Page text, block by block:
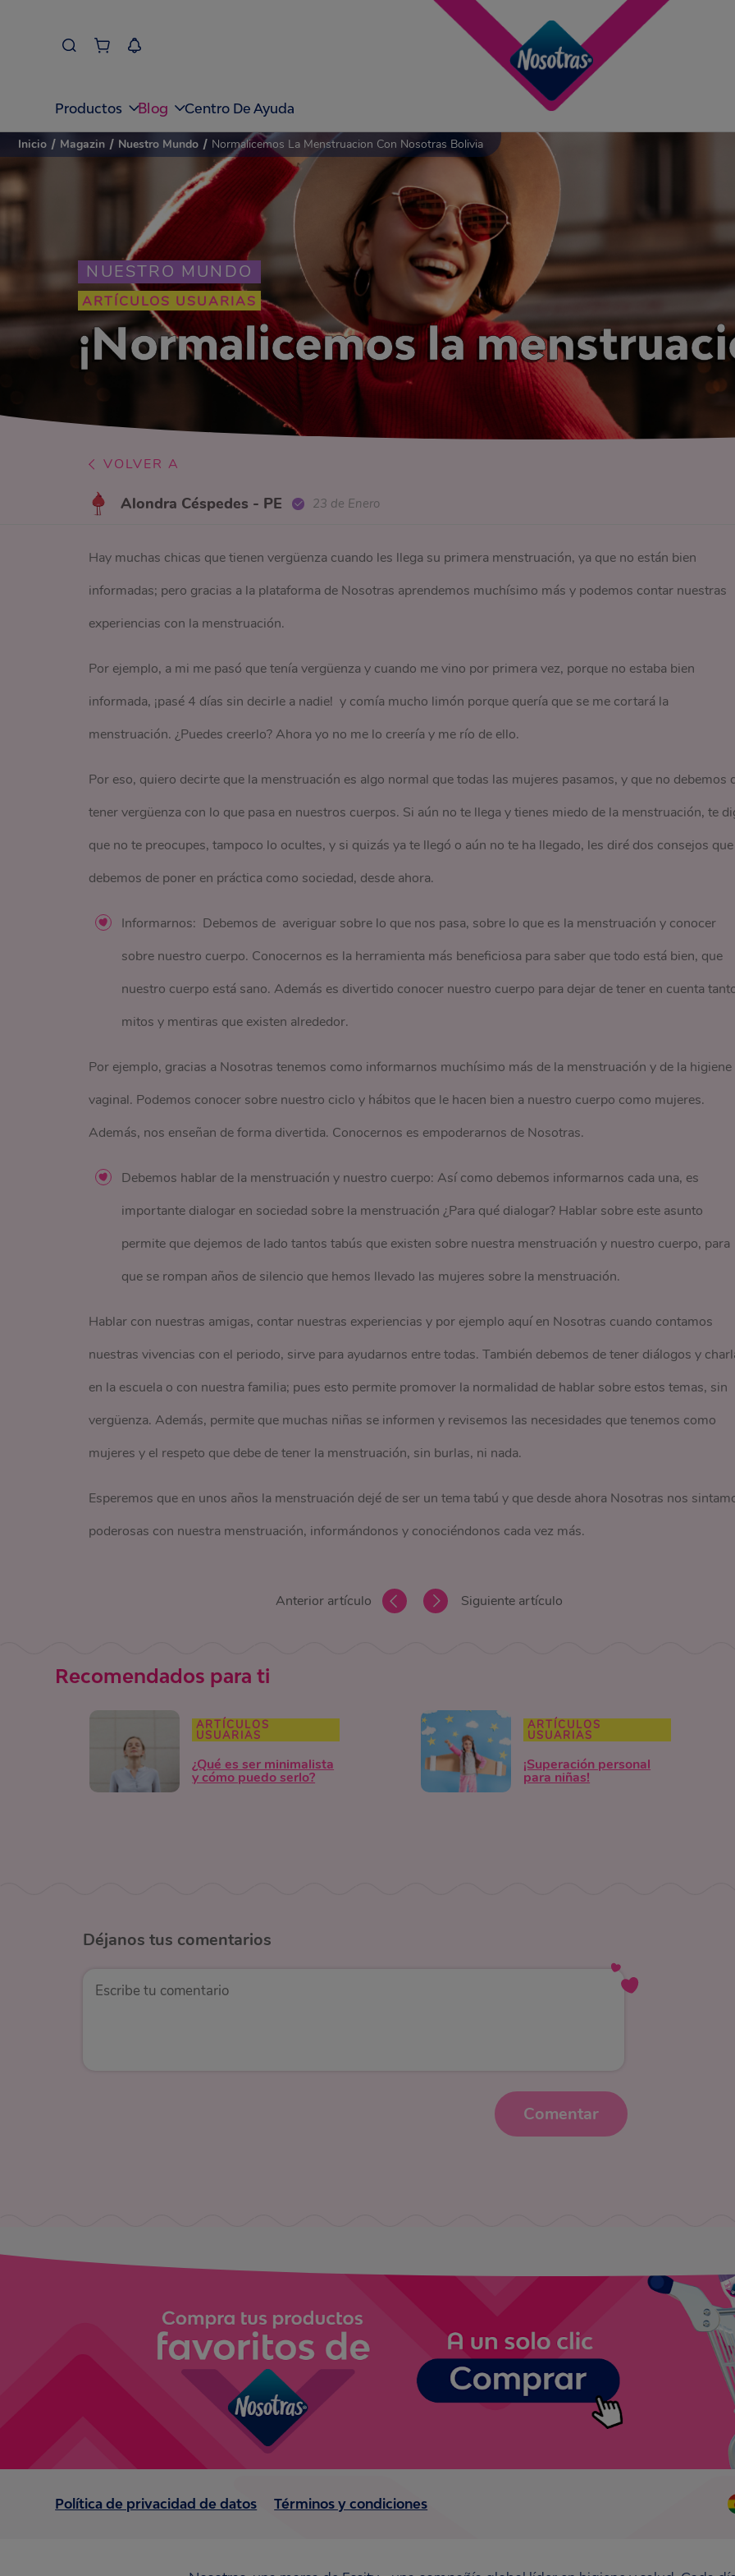
Productos Blog Centro De Ayuda
NUESTRO MUNDO
ARTÍCULOS USUARIAS
¡Normalicemos la
Inicio / Magazin / Nuestro Mundo / Normalicemos La Menstruacion Con Nosotras Bolivia
VOLVER A
Alondra Céspedes - PE 23 de Enero
Hay muchas chicas que tienen vergüenza cuando les llega su primera menstruación, ya que no están bien
informadas; pero gracias a la plataforma de Nosotras aprendemos muchísimo más y podemos contar nuestras
experiencias con la menstruación.
Por ejemplo, a mi me pasó que tenía vergüenza y cuando me vino por primera vez, porque no estaba bien
informada, ¡pasé 4 días sin decirle a nadie! y comía mucho limón porque quería que se me cortará la
menstruación. ¿Puedes creerlo? Ahora yo no me lo creería y me río de ello.
Por eso, quiero decirte que la menstruación es algo normal que todas las mujeres pasamos, y que no debemos
tener vergüenza con lo que pasa en nuestros cuerpos. Si aún no te llega y tienes miedo de la menstruación, te
que no te preocupes, tampoco lo ocultes, y si quizás ya te llegó o aún no te ha llegado, les diré dos consejos que
debemos de poner en práctica como sociedad, desde ahora.
Informarnos: Debemos de averiguar sobre lo que nos pasa, sobre lo que es la menstruación y conocer
sobre nuestro cuerpo. Conocernos es la herramienta más beneficiosa para saber que todo está bien, que
nuestro cuerpo está sano. Además es divertido conocer nuestro cuerpo para dejar de tener en cuenta
mitos y mentiras que existen alrededor.
Por ejemplo, gracias a Nosotras tenemos como informarnos muchísimo más de la menstruación y de la higiene
vaginal. Podemos conocer sobre nuestro ciclo y hábitos que le hacen bien a nuestro cuerpo como mujeres.
Además, nos enseñan de forma divertida. Conocernos es empoderarnos de Nosotras.
Debemos hablar de la menstruación y nuestro cuerpo: Así como debemos informarnos cada una, es
importante dialogar en sociedad sobre la menstruación ¿Para qué dialogar? Hablar sobre este asunto
permite que dejemos de lado tantos tabús que existen sobre nuestra menstruación y nuestro cuerpo, para
que se rompan años de silencio que hemos llevado las mujeres sobre la menstruación.
Hablar con nuestras amigas, contar nuestras experiencias y por ejemplo aquí en Nosotras cuando contamos
nuestras vivencias con el periodo, sirve para ayudarnos entre todas. También debemos de tener diálogos y
en la escuela o con nuestra familia; pues esto permite promover la normalidad de hablar sobre estos temas, sin
vergüenza. Además, permite que muchas niñas se informen y revisemos las necesidades que tenemos como
mujeres y el respeto que debe de tener la menstruación, sin burlas, ni nada.
Esperemos que en unos años la menstruación dejé de ser un tema tabú y que desde ahora Nosotras nos
poderosas con nuestra menstruación, informándonos y conociéndonos cada vez más.
Anterior artículo Siguiente artículo
Recomendados para ti
ARTÍCULOS
USUARIAS
¿Qué es ser minimalista
y cómo puedo serlo?
ARTÍCULOS
USUARIAS
¡Superación personal
para niñas!
Déjanos tus comentarios
Comentar
Política de privacidad de datos Términos y condiciones